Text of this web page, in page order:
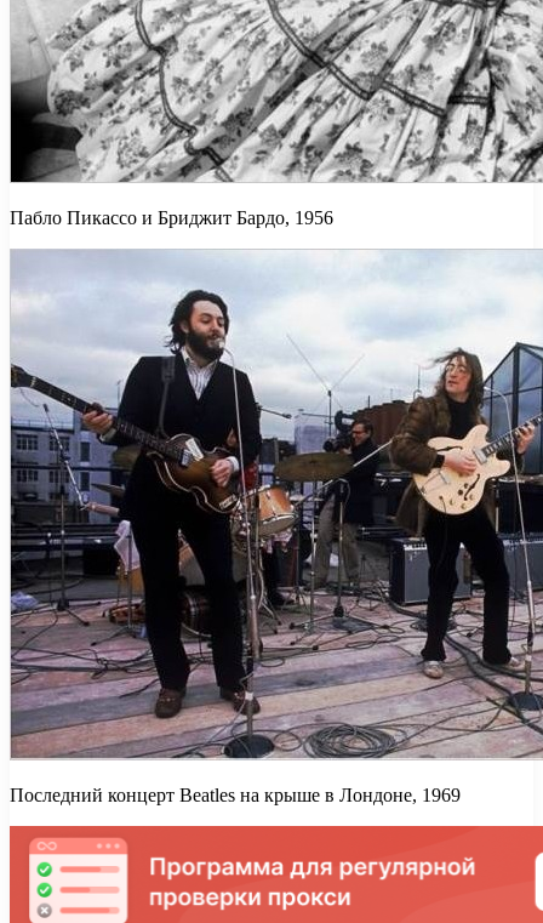
Пабло Пикассо и Бриджит Бардо, 1956
Последний концерт Beatles на крыше в Лондоне, 1969